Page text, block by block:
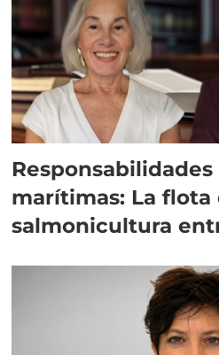
marítimas: La flota
salmonicultura